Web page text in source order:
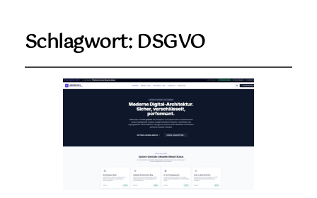
Schlagwort: DSGVO